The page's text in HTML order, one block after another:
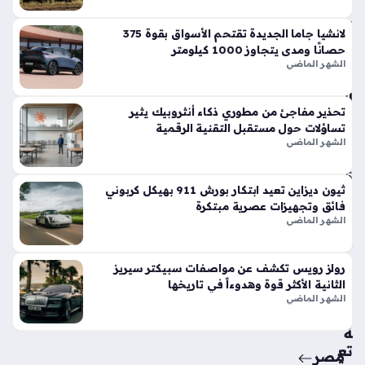
الأ
وا
الح
الي
ة
5
أيام
حق
ق
من
ة
تع
لانشيا جاما الجديدة تقتحم الأسواق بقوة 375
حصانًا ومدى يتجاوز 1000 كيلومتر
الشهر الماضي
تحذير مفاجئ من مطوري ذكاء أنثروبيك يثير
تساؤلات حول مستقبل التقنية الرقمية
الشهر الماضي
ثيون ديزاين تعيد ابتكار بورش 911 بهيكل كربوني
فائق وتجهيزات عصرية مبتكرة
الشهر الماضي
رولز رويس تكشف عن مواصفات سبيكتر سيريز
الثانية الأكثر قوة وهدوءاً في تاريخها
الشهر الماضي
مصر